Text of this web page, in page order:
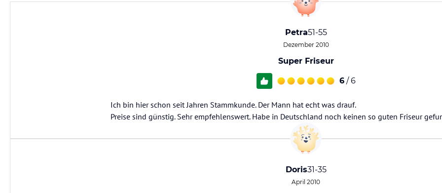
Petra51-55
Dezember 2010
Super Friseur
6 / 6
Ich bin hier schon seit Jahren Stammkunde. Der Mann hat echt was drauf.
Preise sind günstig. Sehr empfehlenswert. Habe in Deutschland noch keinen so guten Friseur
Doris31-35
April 2010